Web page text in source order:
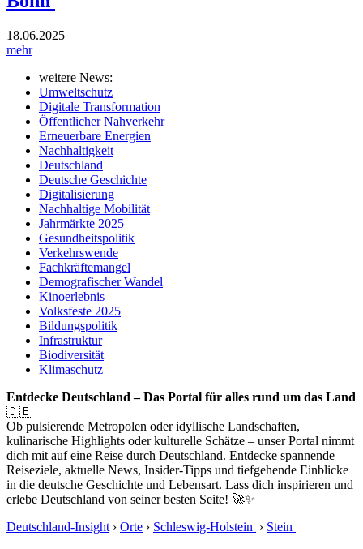
18.06.2025
mehr
weitere News:
Umweltschutz
Digitale Transformation
Öffentlicher Nahverkehr
Erneuerbare Energien
Nachhaltigkeit
Deutschland
Deutsche Geschichte
Digitalisierung
Nachhaltige Mobilität
Jahrmärkte 2025
Gesundheitspolitik
Verkehrswende
Fachkräftemangel
Demografischer Wandel
Kinoerlebnis
Volksfeste 2025
Bildungspolitik
Infrastruktur
Biodiversität
Klimaschutz
Entdecke Deutschland – Das Portal für alles rund um das Land
🇩🇪
Ob pulsierende Metropolen oder idyllische Landschaften,
kulinarische Highlights oder kulturelle Schätze – unser Portal nimmt
dich mit auf eine Reise durch Deutschland. Entdecke spannende
Reiseziele, aktuelle News, Insider-Tipps und tiefgehende Einblicke
in die deutsche Geschichte und Lebensart. Lass dich inspirieren und
erlebe Deutschland von seiner besten Seite! 🚀✨
Deutschland-Insight › Orte › Schleswig-Holstein › Stein